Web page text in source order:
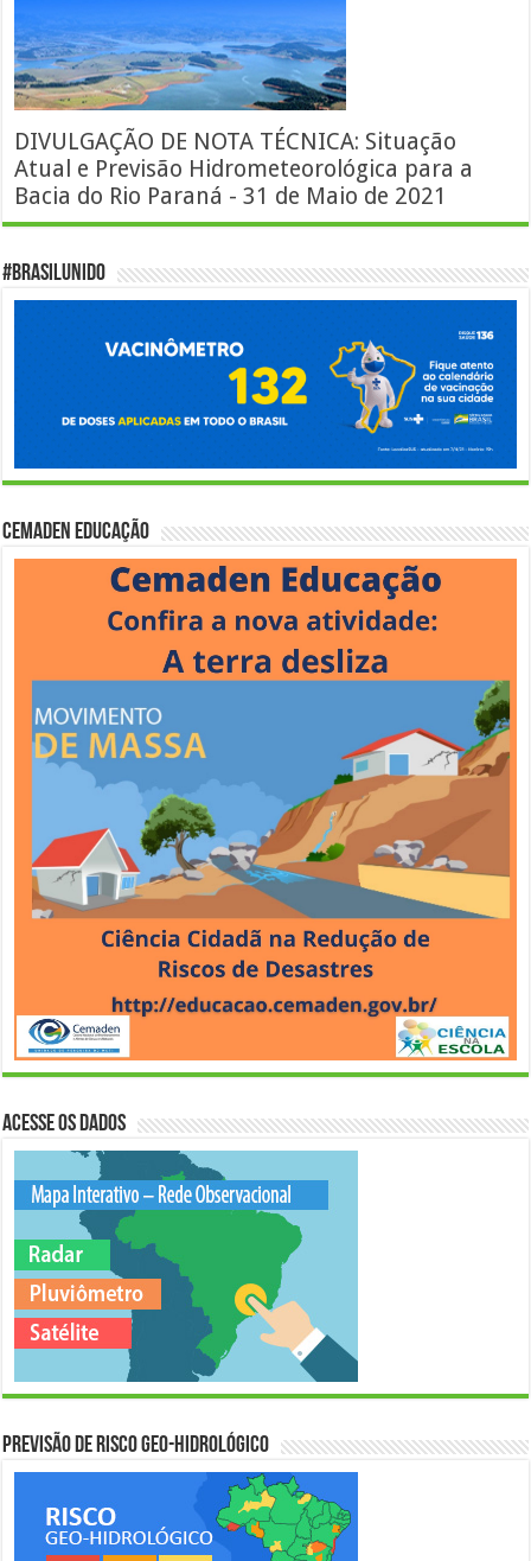
DIVULGAÇÃO DE NOTA TÉCNICA: Situação
Atual e Previsão Hidrometeorológica para a
Bacia do Rio Paraná - 31 de Maio de 2021
#BrasilUnido
Cemaden Educação
Acesse os Dados
Previsão de Risco Geo-Hidrológico